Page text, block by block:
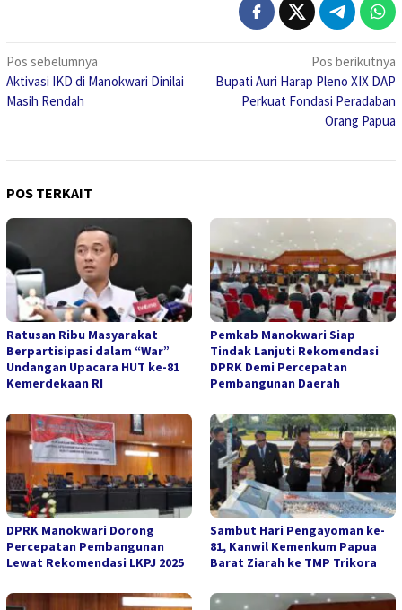
Navigasi
pos
Pos sebelumnya
Aktivasi IKD di Manokwari Dinilai
Masih Rendah
Pos berikutnya
Bupati Auri Harap Pleno XIX DAP
Perkuat Fondasi Peradaban
Orang Papua
POS TERKAIT
Ratusan Ribu Masyarakat
Berpartisipasi dalam “War”
Undangan Upacara HUT ke-81
Kemerdekaan RI
Pemkab Manokwari Siap
Tindak Lanjuti Rekomendasi
DPRK Demi Percepatan
Pembangunan Daerah
DPRK Manokwari Dorong
Percepatan Pembangunan
Lewat Rekomendasi LKPJ 2025
Sambut Hari Pengayoman ke-
81, Kanwil Kemenkum Papua
Barat Ziarah ke TMP Trikora